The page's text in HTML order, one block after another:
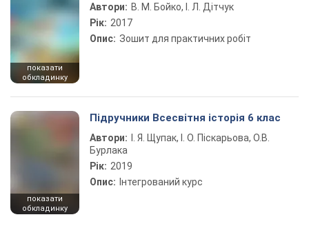
показати
обкладинку
Автори: В. М. Бойко, І. Л. Дітчук
Рік: 2017
Опис: Зошит для практичних робіт
показати
обкладинку
Підручники Всесвітня історія 6 клас
Автори:
І. Я. Щупак, І. О. Піскарьова, О.В.
Бурлака
Рік: 2019
Опис: Інтегрований курс